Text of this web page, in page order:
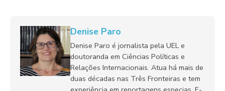
Denise Paro
Denise Paro é jornalista pela UEL e
doutoranda em Ciências Políticas e
Relações Internacionais. Atua há mais de
duas décadas nas Três Fronteiras e tem